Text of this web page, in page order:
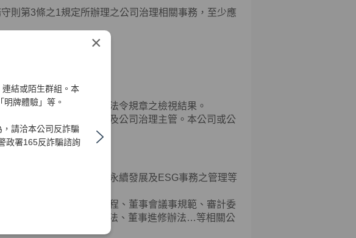
×
結或陌生群組。本
牌體驗」等。
請洽本公司反詐騙
政署165反詐騙諮詢
則第3條之1 規定所辦理之公司治理相關事務，至少應
間內資格是否符合相關法令規章之檢視結果。
人股東應即通知本公司及公司治理主管。本公司或公
信經營、智慧財產權、永續發展及 ESG事務之管理等
理水準。
包括修正章程、組織規程、董事會議事規範、審計委
能性委員會績效評估辦法、董事進修辦法…等相關公